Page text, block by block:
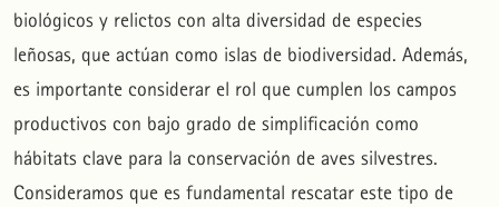
biológicos y relictos con alta diversidad de especies
leñosas, que actúan como islas de biodiversidad. Además,
es importante considerar el rol que cumplen los campos
productivos con bajo grado de simplificación como
hábitats clave para la conservación de aves silvestres.
Consideramos que es fundamental rescatar este tipo de